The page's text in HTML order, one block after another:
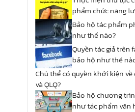
phẩm chức năng
Bảo hộ tác phẩm
như thế nào?
Quyền tác giả trên
bảo hộ như thế
Chủ thể có quyền khởi kiện về
và QLQ?
Bảo hộ chương
như tác phẩm văn